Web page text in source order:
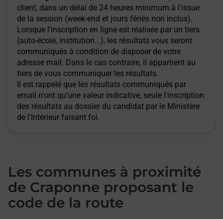
client, dans un délai de 24 heures minimum à l'issue
de la session (week-end et jours fériés non inclus).
Lorsque l'inscription en ligne est réalisée par un tiers
(auto-école, institution...), les résultats vous seront
communiqués à condition de disposer de votre
adresse mail. Dans le cas contraire, il appartient au
tiers de vous communiquer les résultats.
Il est rappelé que les résultats communiqués par
email n'ont qu'une valeur indicative, seule l'inscription
des résultats au dossier du candidat par le Ministère
de l'Intérieur faisant foi.
Les communes à proximité
de Craponne proposant le
code de la route